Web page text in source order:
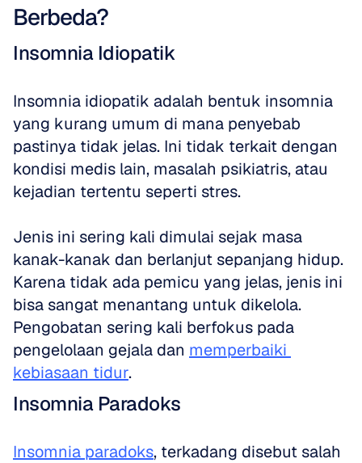
Berbeda?
Insomnia Idiopatik
Insomnia idiopatik adalah bentuk insomnia
yang kurang umum di mana penyebab
pastinya tidak jelas. Ini tidak terkait dengan
kondisi medis lain, masalah psikiatris, atau
kejadian tertentu seperti stres.
Jenis ini sering kali dimulai sejak masa
kanak-kanak dan berlanjut sepanjang hidup.
Karena tidak ada pemicu yang jelas, jenis ini
bisa sangat menantang untuk dikelola.
Pengobatan sering kali berfokus pada
pengelolaan gejala dan memperbaiki
kebiasaan tidur.
Insomnia Paradoks
Insomnia paradoks, terkadang disebut salah